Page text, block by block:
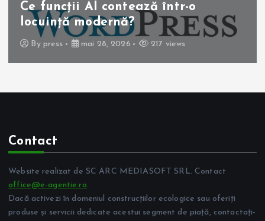
Operația de colecist laparoscopică:
beneficii pentru pacient
By press mai 10, 2026 257 views
Contact
Website realizat de SC ARC MEDIASOFT SRL. Contact
office@e-agentie.ro.
Dacă activezi în domeniul construcțiilor ecologice sau oferiți
produse și servicii dedicate acestui segment de piață, contactați-